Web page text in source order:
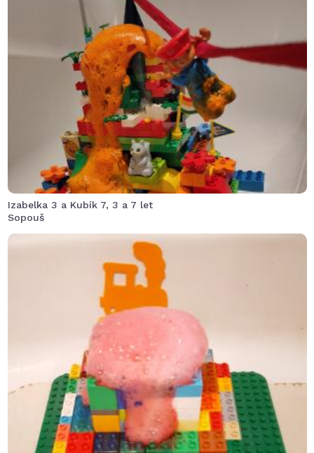
V zasněžené krajině se náhle oranžová láva line. Není to
však náhoda, to Kubík s Izí si vyhrává. Ocet,soda to je
šok, tento zázrak budem zkoušet celý rok
Izabelka 3 a Kubík 7, 3 a 7 let
Sopouš
jelikož syn Lukášek rád staví z kostiček lega dupla a už
i normálního, vytvořit sopku pro něj byla brnkačka,
nestavil ji podle videa, ale podle svého myšlení, ocet
s barvivem a sodou si taky namíchal sám, takže to moc
nebublalo, ale efekt to mělo pěkný a já jako maminka
pouklízela ten nepořádek s barvivem a mytím kostiček,
takže děti si užily zábavu a na mě čekalo to nejhorší.